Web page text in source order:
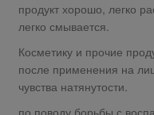
продукт хорошо, легко
легко смывается.
Косметику и прочие
после применения на
чувства натянутости.
по поводу борьбы с